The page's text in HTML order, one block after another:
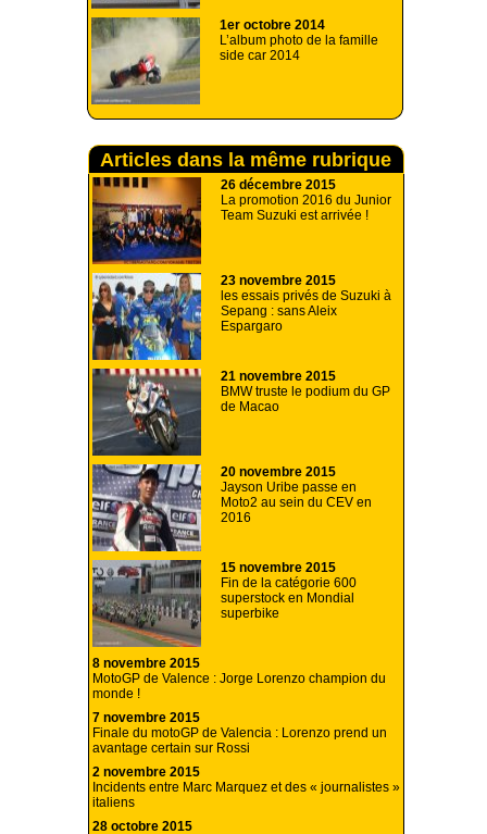
1er octobre 2014
L’album photo de la famille
side car 2014
Articles dans la même rubrique
26 décembre 2015
La promotion 2016 du Junior
Team Suzuki est arrivée !
23 novembre 2015
les essais privés de Suzuki à
Sepang : sans Aleix
Espargaro
21 novembre 2015
BMW truste le podium du GP
de Macao
20 novembre 2015
Jayson Uribe passe en
Moto2 au sein du CEV en
2016
15 novembre 2015
Fin de la catégorie 600
superstock en Mondial
superbike
8 novembre 2015
MotoGP de Valence : Jorge Lorenzo champion du
monde !
7 novembre 2015
Finale du motoGP de Valencia : Lorenzo prend un
avantage certain sur Rossi
2 novembre 2015
Incidents entre Marc Marquez et des « journalistes »
italiens
28 octobre 2015